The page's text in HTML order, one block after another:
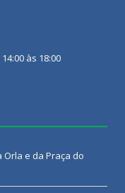
às 18:00
e da Praça do